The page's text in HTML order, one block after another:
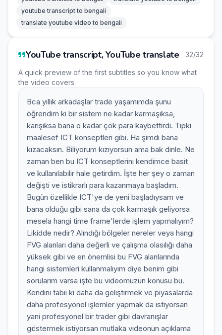
youtube transcript to bengali
translate youtube video to bengali
YouTube transcript, YouTube translate 32/32
A quick preview of the first subtitles so you know what
the video covers.
Bca yıllık arkadaşlar trade yaşamımda şunu
öğrendim ki bir sistem ne kadar karmaşıksa,
karışıksa bana o kadar çok para kaybettirdi. Tıpkı
maalesef ICT konseptleri gibi. Ha şimdi bana
kızacaksın. Biliyorum kızıyorsun ama bak dinle. Ne
zaman ben bu ICT konseptlerini kendimce basit
ve kullanılabilir hale getirdim. İşte her şey o zaman
değişti ve istikrarlı para kazanmaya başladım.
Bugün özellikle ICT'ye de yeni başladıysam ve
bana olduğu gibi sana da çok karmaşık geliyorsa
mesela hangi time frame'lerde işlem yapmalıyım?
Likidde nedir? Alındığı bölgeler nereler veya hangi
FVG alanları daha değerli ve çalışma olasılığı daha
yüksek gibi ve en önemlisi bu FVG alanlarında
hangi sistemleri kullanmalıyım diye benim gibi
sorularım varsa işte bu videomuzun konusu bu.
Kendini tabii ki daha da geliştirmek ve piyasalarda
daha profesyonel işlemler yapmak da istiyorsan
yani profesyonel bir trader gibi davranışlar
göstermek istiyorsan mutlaka videonun açıklama